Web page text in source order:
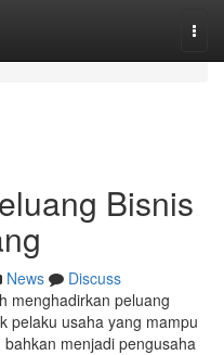
Bisnis
News
Discuss
menghadirkan peluang
pelaku usaha yang mampu
menjadi pengusaha